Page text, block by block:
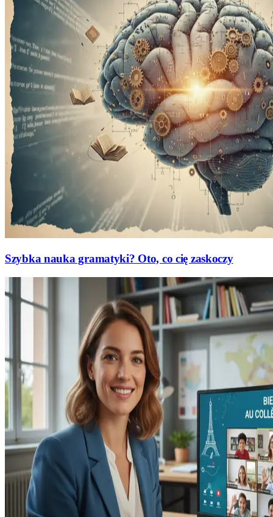
Szybka nauka gramatyki? Oto, co cię zaskoczy